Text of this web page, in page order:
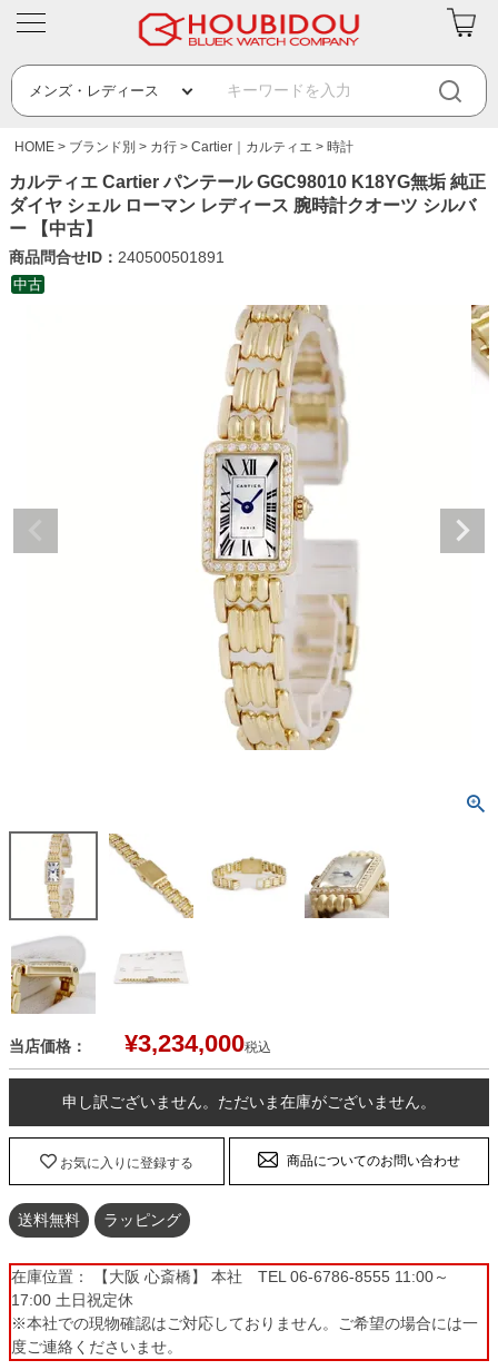
HOME ブランド別 カ行 Cartier｜カルティエ 時計
カルティエ Cartier パンテール GGC98010 K18YG無垢 純正
ダイヤ シェル ローマン レディース 腕時計クオーツ シルバ
ー 【中古】
商品問合せID： 240500501891
中古
当店価格： ¥3,234,000税込
申し訳ございません。ただいま在庫がございません。
お気に入りに登録する 商品についてのお問い合わせ
送料無料 ラッピング
在庫位置： 【大阪 心斎橋】 本社 TEL 06-6786-8555 11:00～
17:00 土日祝定休
※本社での現物確認はご対応しておりません。ご希望の場合には一
度ご連絡くださいませ。